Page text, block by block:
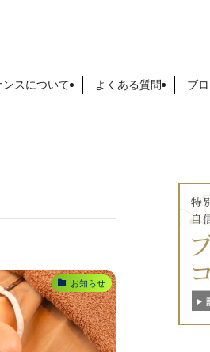
ンスについて よくある質問 ブ
お知らせ